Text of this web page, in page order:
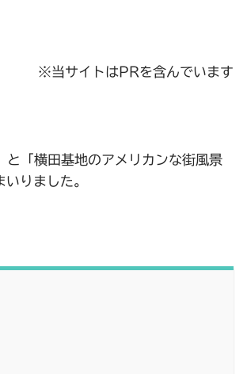
※当サイトはPRを含んでいます
「横田基地のアメリカンな街風景
りました。